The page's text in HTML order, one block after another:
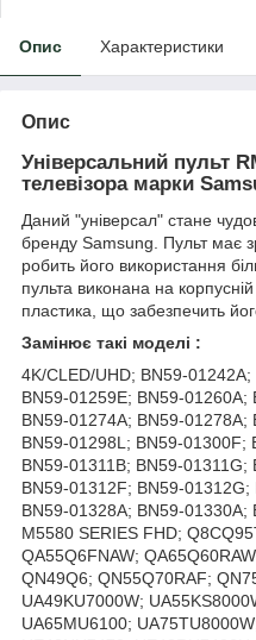
Опис Характеристики
Опис
Універсальний пульт
телевізора марки
Даний "універсал" стане
бренду Samsung. Пульт має
робить його використання
пульта виконана на
пластика, що забезпечить
Замінює такі моделі :
4K/CLED/UHD; BN59-
BN59-01259E; BN59-
BN59-01274A; BN59-
BN59-01298L; BN59-01300F;
BN59-01311B; BN59-
BN59-01312F; BN59-
BN59-01328A; BN59-
M5580 SERIES FHD;
QA55Q6FNAW;
QN49Q6; QN55Q70RAF;
UA49KU7000W;
UA65MU6100;